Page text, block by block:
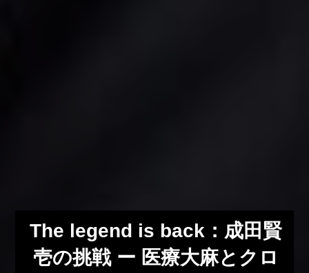
The legend is back：成田賢
壱の挑戦 ー 医療大麻とクロ